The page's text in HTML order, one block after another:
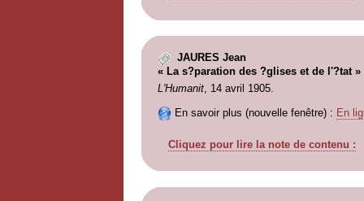
JAURES Jean
« La s?paration des ?glises et de l'?tat »
L'Humanit, 14 avril 1905.
En savoir plus (nouvelle fenêtre) : En
Cliquez pour lire la note de contenu :